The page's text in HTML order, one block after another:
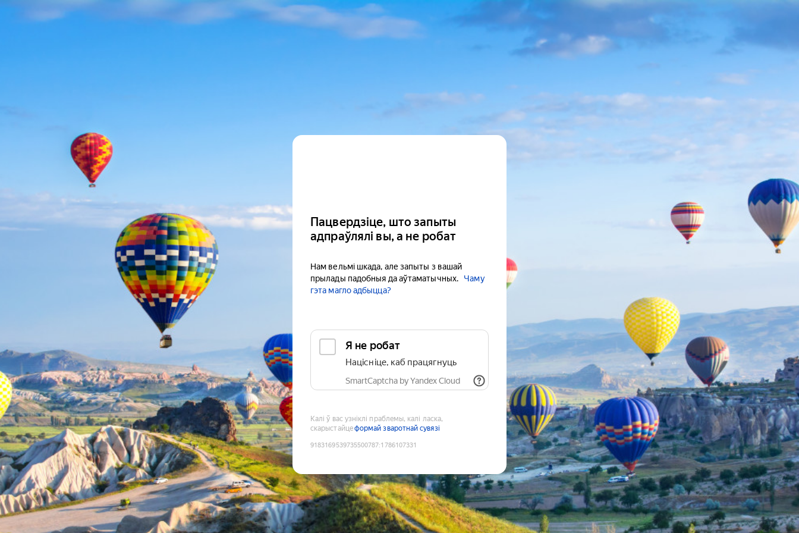
Пацвердзіце, што запыты
адпраўлялі вы, а не робат
Нам вельмі шкада, але запыты з вашай
прылады падобныя да аўтаматычных.
Чаму
гэта магло адбыцца?
Я не робат
Націсніце, каб працягнуць
SmartCaptcha by Yandex Cloud
Калі ў вас узніклі праблемы, калі ласка,
скарыстайцеформай зваротнай сувязі
9183169539735500787:1786107331